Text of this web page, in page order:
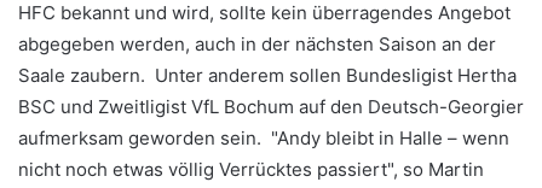
HFC bekannt und wird, sollte kein überragendes Angebot
abgegeben werden, auch in der nächsten Saison an der
Saale zaubern. Unter anderem sollen Bundesligist Hertha
BSC und Zweitligist VfL Bochum auf den Deutsch-Georgier
aufmerksam geworden sein. "Andy bleibt in Halle – wenn
nicht noch etwas völlig Verrücktes passiert", so Martin